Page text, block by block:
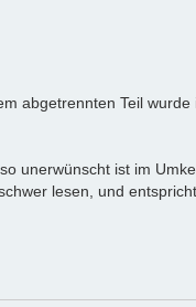
abgetrennten Teil wurde
unerwünscht ist im
lesen, und